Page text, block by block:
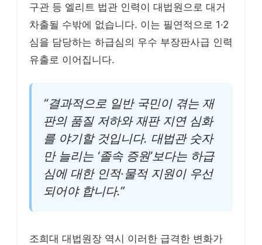
구관 등 엘리트 법관 인력이 대법원으로 대거
차출될 수밖에 없습니다. 이는 필연적으로 1·2
심을 담당하는 하급심의 우수 부장판사급 인력
유출로 이어집니다.
“결과적으로 일반 국민이 겪는 재
판의 품질 저하와 재판 지연 심화
를 야기할 것입니다. 대법관 숫자
만 늘리는 ‘졸속 증원’보다는 하급
심에 대한 인적·물적 지원이 우선
되어야 합니다.”
조희대 대법원장 역시 이러한 급격한 변화가